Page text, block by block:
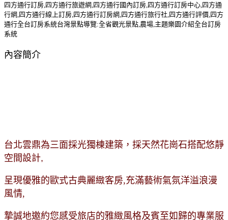
四方通行訂房,四方通行旅遊網,四方通行國內訂房,四方通行訂房中心,四方通
行網,四方通行線上訂房,四方通行訂房網,四方通行旅行社,四方通行評價,四方
通行全台訂房系統台灣景點導覽:全省觀光景點,農場,主題樂園介紹全台訂房
系統
內容簡介
台北雲鼎為三面採光獨棟建築，採天然花崗石搭配悠靜
空間設計,
呈現優雅的歐式古典麗緻客房,充滿藝術氣氛洋溢浪漫
風情,
摯誠地邀約您感受旅店的雅緻風格及賓至如歸的專業服